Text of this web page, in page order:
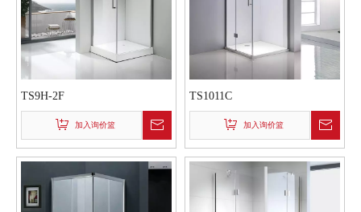
TS9H-2F
加入询价篮
TS1011C
加入询价篮